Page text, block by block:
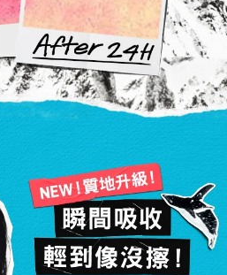
NEW！質地升級！
瞬間吸收
輕到像沒擦！​